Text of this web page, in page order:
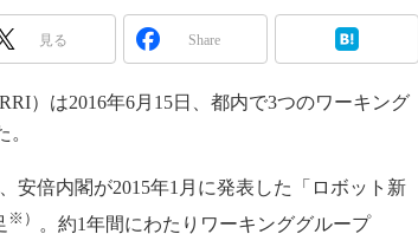
産業オープンネット展
デジタルツインとCAE
インダストリー4.0
製造業ビッグデータ
メイドインジャパン
見る Share
）は2016年6月15日、都内で3つのワーキング
倍内閣が2015年1月に発表した「ロボット新
※）
。約1年間にわたりワーキンググループ